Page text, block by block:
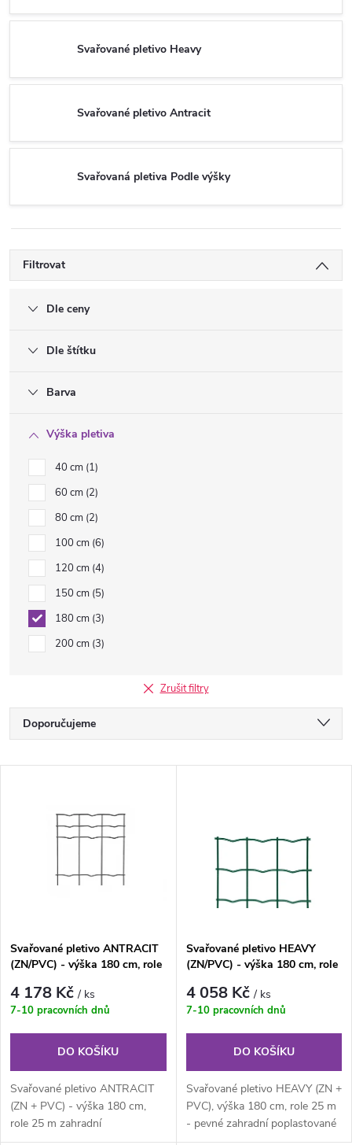
Svařované pletivo Heavy
Svařované pletivo Antracit
Svařovaná pletiva Podle výšky
Filtrovat
Dle ceny
Dle štítku
Barva
Výška pletiva
40 cm 1
60 cm 2
80 cm 2
100 cm 6
120 cm 4
150 cm 5
180 cm 3
200 cm 3
Zrušit filtry
Ř
a
p
r
o
d
u
Doporučujeme
Nejprodávanější
s
p
r
d
Svařované pletivo ANTRACIT
(ZN/PVC) - výška 180 cm, role
4 178 Kč/ ks
7-10 pracovních dnů
DO KOŠÍKU
Svařované pletivo ANTRACIT
(ZN + PVC) - výška 180 cm,
role 25 m zahradní
poplastované svařované pletivo
Svařované pletivo HEAVY
(ZN/PVC) - výška 180 cm, role
4 058 Kč/ ks
7-10 pracovních dnů
DO KOŠÍKU
Svařované pletivo HEAVY (ZN +
PVC), výška 180 cm, role 25 m
- pevné zahradní poplastované
svařované pletivo v rolích...